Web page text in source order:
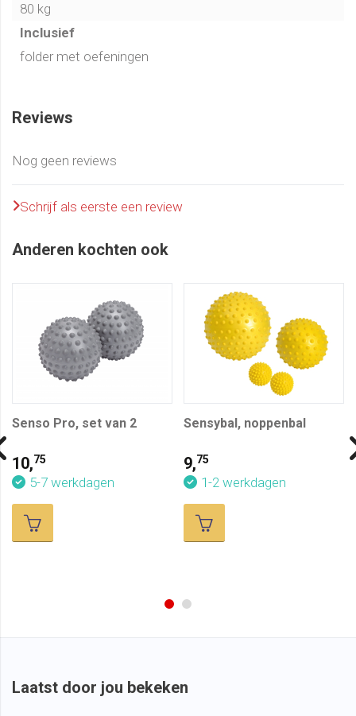
80 kg
Inclusief
folder met oefeningen
Reviews
Nog geen reviews
Schrijf als eerste een review
Anderen kochten ook
Senso Pro, set van 2
10,75
5-7 werkdagen
Sensybal, noppenbal
9,75
1-2 werkdagen
Laatst door jou bekeken